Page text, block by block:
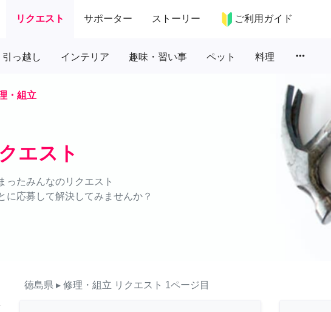
リクエスト サポーター ストーリー ご利用ガイド
引っ越し インテリア 趣味・習い事 ペット 料理 more_horiz
・組立
エスト
ったみんなのリクエスト
に応募して解決してみませんか？
徳島県 ▸ 修理・組立 リクエスト 1ページ目